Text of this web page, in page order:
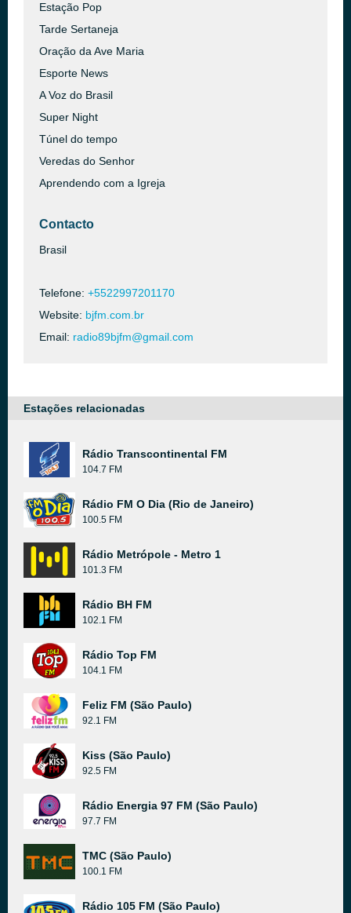
Estação Pop
Tarde Sertaneja
Oração da Ave Maria
Esporte News
A Voz do Brasil
Super Night
Túnel do tempo
Veredas do Senhor
Aprendendo com a Igreja
Contacto
Brasil
Telefone: +5522997201170
Website: bjfm.com.br
Email: radio89bjfm@gmail.com
Estações relacionadas
Rádio Transcontinental FM
104.7 FM
Rádio FM O Dia (Rio de Janeiro)
100.5 FM
Rádio Metrópole - Metro 1
101.3 FM
Rádio BH FM
102.1 FM
Rádio Top FM
104.1 FM
Feliz FM (São Paulo)
92.1 FM
Kiss (São Paulo)
92.5 FM
Rádio Energia 97 FM (São Paulo)
97.7 FM
TMC (São Paulo)
100.1 FM
Rádio 105 FM (São Paulo)